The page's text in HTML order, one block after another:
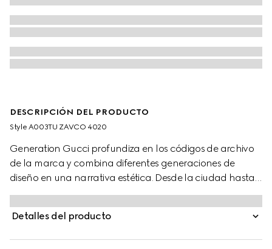
DESCRIPCIÓN DEL PRODUCTO
Style ‎A003TU ZAVCO 4020
Generation Gucci profundiza en los códigos de archivo
de la marca y combina diferentes generaciones de
diseño en una narrativa estética. Desde la ciudad hasta
escapadas a climas cálidos, la ropa ready-to-wear
canaliza la huida urbana a través de una lente refinada.
Confeccionados con twill de seda, estos shorts se definen
Detalles del producto